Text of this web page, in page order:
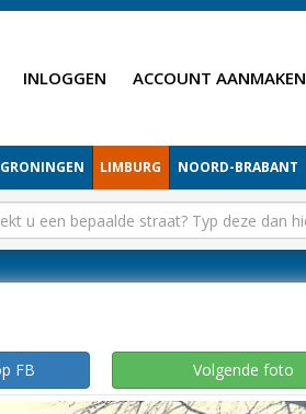
INLOGGEN ACCOUNT AANMAKEN
GRONINGEN LIMBURG NOORD-BRABANT
FB Volgende foto